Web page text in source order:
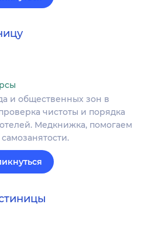
и общественных зон в
чистоты и порядка
Медкнижка, помогаем